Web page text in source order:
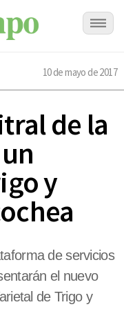
10 de mayo de 2017
de la
y
de servicios
el nuevo
de Trigo y